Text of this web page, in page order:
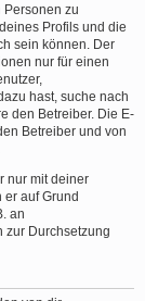
Personen zu
Profils und die
sein können. Der
nur für einen
hast, suche nach
den Betreiber. Die E-
Betreiber und von
nur mit deiner
er auf Grund
an
zur Durchsetzung